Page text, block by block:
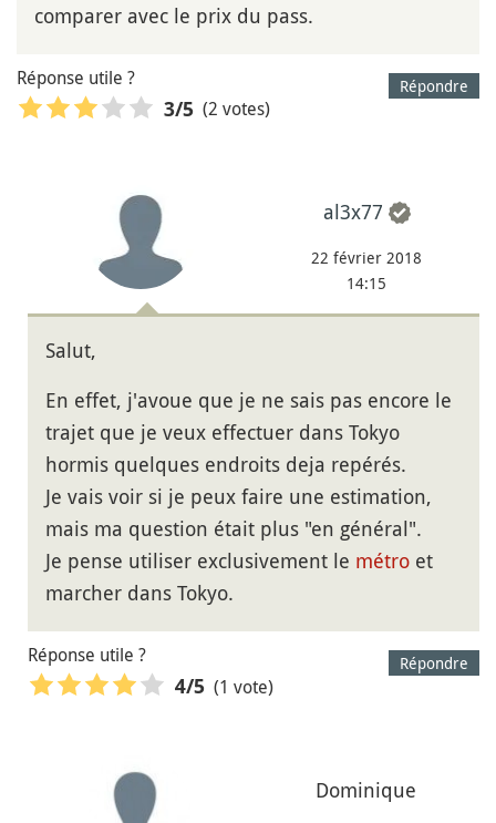
comparer avec le prix du pass.
Répondre
Réponse utile ?
3/5 (2 votes)
al3x77
22 février 2018
14:15
Salut,
En effet, j'avoue que je ne sais pas encore le
trajet que je veux effectuer dans Tokyo
hormis quelques endroits deja repérés.
Je vais voir si je peux faire une estimation,
mais ma question était plus "en général".
Je pense utiliser exclusivement le métro et
marcher dans Tokyo.
Répondre
Réponse utile ?
4/5 (1 vote)
Dominique